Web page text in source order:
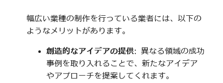
幅広い業種の制作を行っている業者には、以下の
ようなメリットがあります。
創造的なアイデアの提供: 異なる領域の成功
事例を取り入れることで、新たなアイデア
やアプローチを提案してくれます。